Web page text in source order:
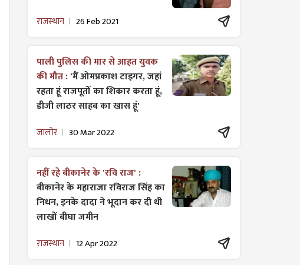
राजस्थान 26 Feb 2021
पाली पुलिस की मार से आहत युवक
की मौत :'मैं ओमप्रकाश टाइगर, जहां
रहता हूं राजपूतों का शिकार करता हूं,
डीजी लाठर साहब का खास हूं'
जालोर 30 Mar 2022
नहीं रहे बीकानेर के 'रवि राज' :
बीकानेर के महाराजा रविराज सिंह का
निधन, इनके दादा ने भूदान कर दी थी
लाखों बीघा जमीन
राजस्थान 12 Apr 2022